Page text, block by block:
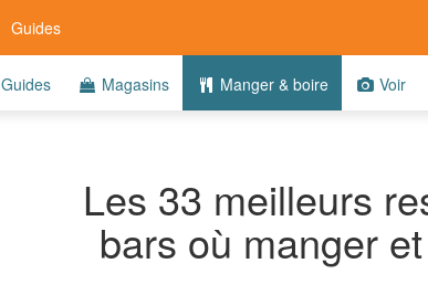
Guides
Guides Magasins Manger & boire Voir
Les 33 meilleurs
bars où manger